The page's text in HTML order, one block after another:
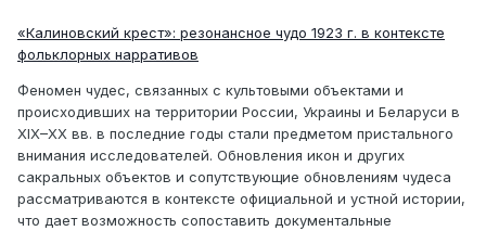
«Калиновский крест»: резонансное чудо 1923 г. в контексте
фольклорных нарративов
Феномен чудес, связанных с культовыми объектами и
происходивших на территории России, Украины и Беларуси в
XIX–XX вв. в последние годы стали предметом пристального
внимания исследователей. Обновления икон и других
сакральных объектов и сопутствующие обновлениям чудеса
рассматриваются в контексте официальной и устной истории,
что дает возможность сопоставить документальные